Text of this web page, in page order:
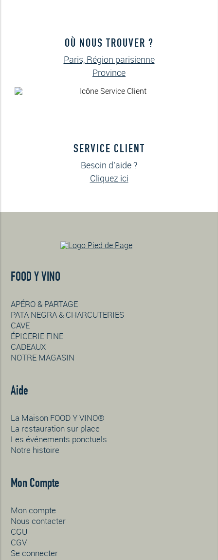
OÙ NOUS TROUVER ?
Paris, Région parisienne
Province
SERVICE CLIENT
Besoin d’aide ?
Cliquez ici
FOOD Y VINO
APÉRO & PARTAGE
PATA NEGRA & CHARCUTERIES
CAVE
ÉPICERIE FINE
CADEAUX
NOTRE MAGASIN
Aide
La Maison FOOD Y VINO®
La restauration sur place
Les événements ponctuels
Notre histoire
Mon Compte
Mon compte
Nous contacter
CGU
CGV
Se connecter